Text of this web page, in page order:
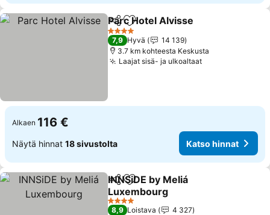
Jaa Lisää suosikkeihin
Parc Hotel Alvisse
4 Tähtiluokitus
7,9 Hyvä
14 139
3.7 km kohteesta Keskusta
Laajat sisä- ja ulkoaltaatKatso hinnat
Alkaen 116 €
Näytä hinnat 18 sivustolta Katso hinnat
Jaa Lisää suosikkeihin
INNSiDE by Meliá
Luxembourg
Katso hinnat
4 Tähtiluokitus
8,9 Loistava
4 327